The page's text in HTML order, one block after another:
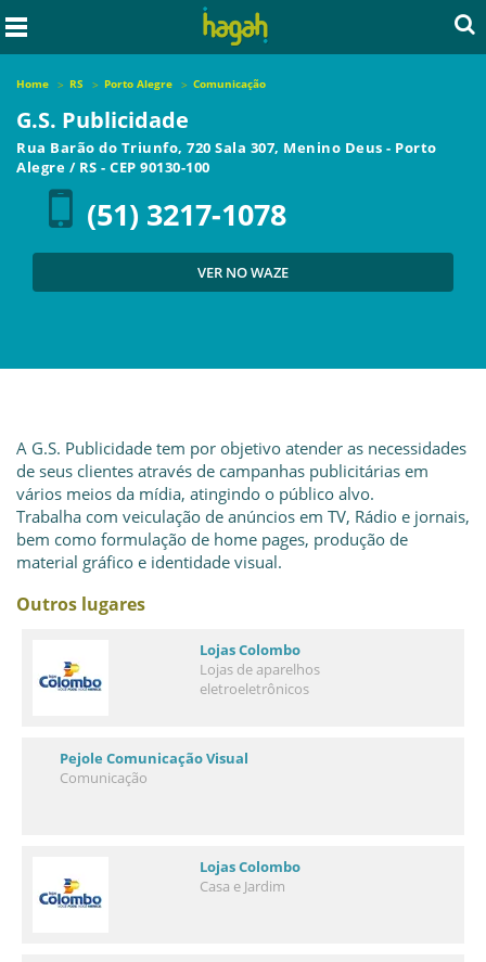
Home RS Porto Alegre Comunicação
G.S. Publicidade
Rua Barão do Triunfo, 720 Sala 307, Menino Deus - Porto
Alegre / RS - CEP 90130-100
(51) 3217-1078
VER NO WAZE
A G.S. Publicidade tem por objetivo atender as necessidades
de seus clientes através de campanhas publicitárias em
vários meios da mídia, atingindo o público alvo.
Trabalha com veiculação de anúncios em TV, Rádio e jornais,
bem como formulação de home pages, produção de
material gráfico e identidade visual.
Outros lugares
Lojas Colombo
Lojas de aparelhos
eletroeletrônicos
Pejole Comunicação Visual
Comunicação
Lojas Colombo
Casa e Jardim